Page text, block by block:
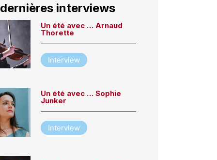
interviews
Un été avec … Arnaud
Thorette
Interview
Un été avec … Sophie
Junker
Interview